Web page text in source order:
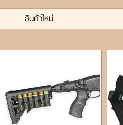
สินค้าใหม่